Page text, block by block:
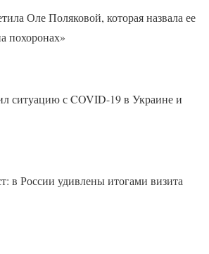
Оле Поляковой, которая назвала ее
похоронах»
ситуацию с COVID-19 в Украине и
в России удивлены итогами визита